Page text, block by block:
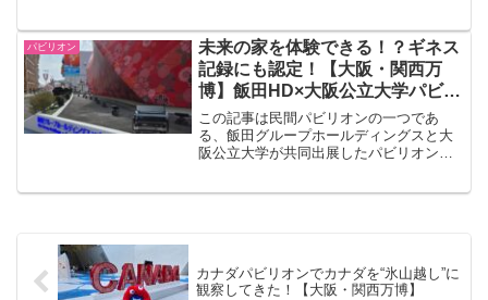
味わうことが出来ます！
パビリオン
未来の家を体験できる！？ギネス
記録にも認定！【大阪・関西万
博】飯田HD×大阪公立大学パビリ
オンに行ってみた！
この記事は民間パビリオンの一つであ
る、飯田グループホールディングスと大
阪公立大学が共同出展したパビリオンに
カナダパビリオンでカナダを“氷山越し”に
観察してきた！【大阪・関西万博】